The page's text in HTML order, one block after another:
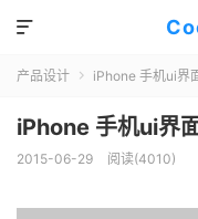

产品设计  iPhone 手机ui界
iPhone 手机ui界
2015-06-29 阅读(4010)